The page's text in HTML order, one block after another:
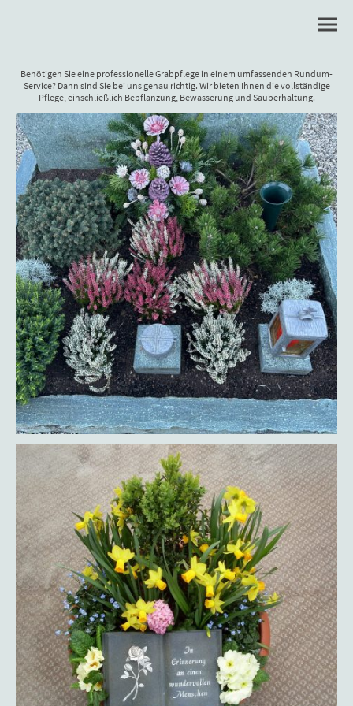
Benötigen Sie eine professionelle Grabpflege in einem umfassenden Rundum-
Service? Dann sind Sie bei uns genau richtig. Wir bieten Ihnen die vollständige
Pflege, einschließlich Bepflanzung, Bewässerung und Sauberhaltung.